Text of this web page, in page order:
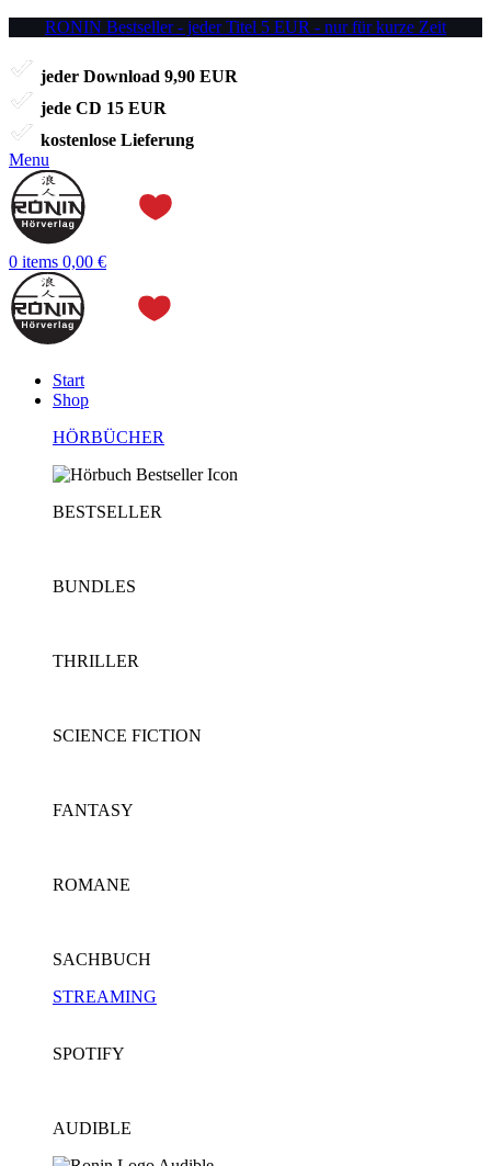
RONIN Bestseller - jeder Titel 5 EUR - nur für kurze Zeit
jeder Download 9,90 EUR
jede CD 15 EUR
kostenlose Lieferung
Menu
0 items 0,00 €
Start
Shop
HÖRBÜCHER
BESTSELLER
BUNDLES
THRILLER
SCIENCE FICTION
FANTASY
ROMANE
SACHBUCH
STREAMING
SPOTIFY
AUDIBLE